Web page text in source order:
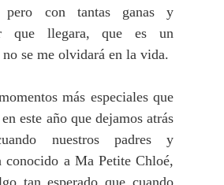
pero con tantas ganas y
que llegara, que es un
se me olvidará en la vida.
más especiales que
este año que dejamos atrás
nuestros padres y
conocido a Ma Petite Chloé,